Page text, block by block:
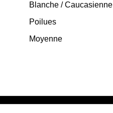
Blanche / Caucasienne
Poilues
Moyenne